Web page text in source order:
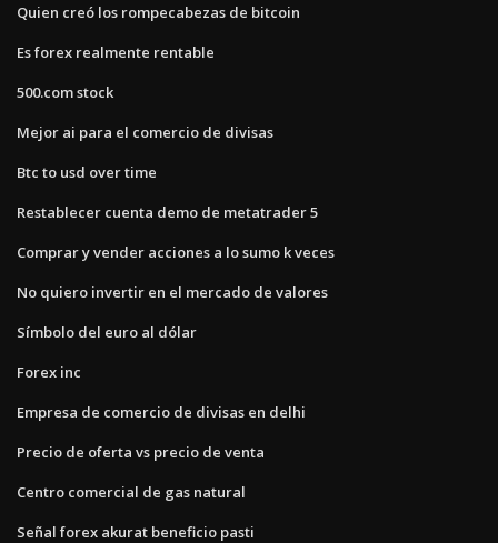
Quien creó los rompecabezas de bitcoin
Es forex realmente rentable
500.com stock
Mejor ai para el comercio de divisas
Btc to usd over time
Restablecer cuenta demo de metatrader 5
Comprar y vender acciones a lo sumo k veces
No quiero invertir en el mercado de valores
Símbolo del euro al dólar
Forex inc
Empresa de comercio de divisas en delhi
Precio de oferta vs precio de venta
Centro comercial de gas natural
Señal forex akurat beneficio pasti